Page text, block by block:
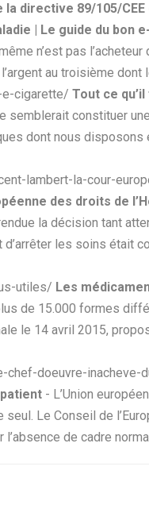
la directive 89/105/
| Le guide du bon
n’est pas
au troisième dont
cigarette/ Tout ce
constituer
dont nous
lambert-la-cour-
des droits de
la décision tant
les soins était
utiles/ Les
de 15.000 formes
le 14 avril 2015,
doeuvre-inacheve-
- L’Union
Le Conseil de
de cadre